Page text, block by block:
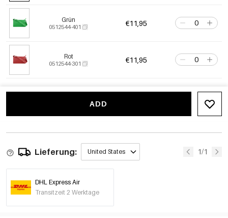
Grün
0512544-401 €11,95
Rot
0512544-301 €11,95
ADD
Lieferung: United States 1/1
DHL Express Air
Transitzeit 2 Werktage